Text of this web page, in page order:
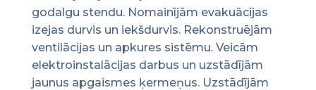
godalgu stendu. Nomainījām evakuācijas
izejas durvis un iekšdurvis. Rekonstruējām
ventilācijas un apkures sistēmu. Veicām
elektroinstalācijas darbus un uzstādījām
jaunus apgaismes ķermeņus. Uzstādījām